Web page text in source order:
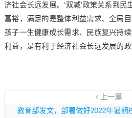
济社会长远发展。‘双减’政策关系到民
富裕，满足的是整体利益需求、全局
孩子一生健康成长需求、民族复兴持
利益，是有利于经济社会长远发展的政
上一篇
教育部发文，部署做好2022年暑期